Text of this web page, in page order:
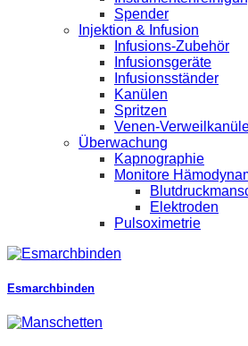
Spender
Injektion & Infusion
Infusions-Zubehör
Infusionsgeräte
Infusionsständer
Kanülen
Spritzen
Venen-
Überwachung
Kapnographie
Monitore
Elektroden
Pulsoximetrie
Esmarchbinden